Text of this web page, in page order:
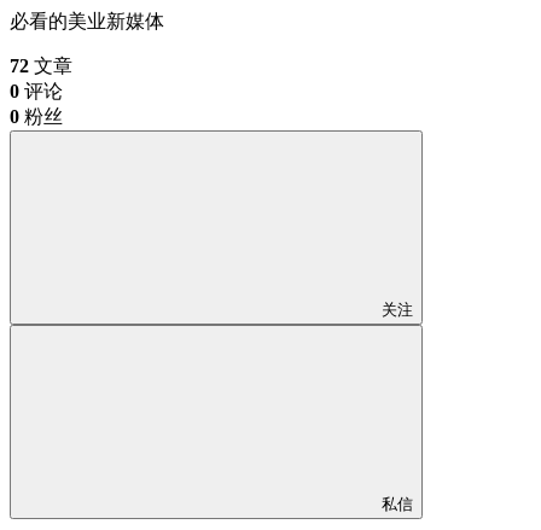
必看的美业新媒体
72 文章
0 评论
0 粉丝
关注
私信